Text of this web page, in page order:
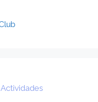
Actividades